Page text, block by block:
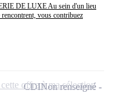
DE LUXE Au sein d'un lieu
rencontrent, vous contribuez
CDINon renseigné
offre à ma sélection